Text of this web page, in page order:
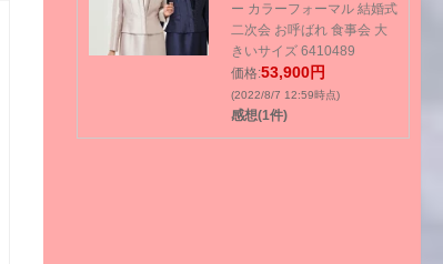
ー カラーフォーマル 結婚式
二次会 お呼ばれ 食事会 大
きいサイズ 6410489
価格:53,900円
(2022/8/7 12:59時点)
感想(1件)